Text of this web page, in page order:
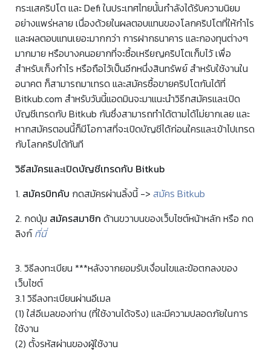
กระแสคริปโต และ Defi ในประเทศไทยนั้นกำลังได้รับความนิยม
อย่างแพร่หลาย เนื่องด้วยในผลตอบแทนของโลกคริปโตที่ให้กำไร
และผลตอบแทนเยอะมากกว่า การฝากธนาคาร และกองทุนต่างๆ
มากมาย หรือบางคนอยากที่จะซื้อเหรียญคริปโตเก็บไว้ เพื่อ
สำหรับเก็งกำไร หรือถือไว้เป็นอีกหนึ่งสินทรัพย์ สำหรับใช้งานใน
อนาคต ก็สามารถมาเทรด และสมัครซื้อขายคริปโตกันได้ที่
Bitkub.com สำหรับวันนี้แอดมินจะมาแนะนำวิธีกสมัครและเปิด
บัญชีเทรดกับ Bitkub กันซึ่งสามารถทำได้ตามได้ไม่ยากเลย และ
หากสมัครตอนนี้ก็มีโอกาสที่จะเปิดบัญชีได้ก่อนใครและเข้าไปเทรด
กับโลกคริปได้ทันที
วิธีสมัครและเปิดบัญชีเทรดกับ Bitkub
1. สมัครบิทคับ กดสมัครผ่านลิ้งนี้ -> สมัคร Bitkub
2. กดปุ่ม สมัครสมาชิก ด้านขวาบนของเว็บไซต์หน้าหลัก หรือ กด
ลิงก์ที่นี่
3. วิธีลงทะเบียน ***หลังจากยอมรับเงื่อนไขและข้อตกลงของ
เว็บไซต์
3.1 วิธีลงทะเบียนผ่านอีเมล
(1) ใส่อีเมลของท่าน (ที่ใช้งานได้จริง) และมีความปลอดภัยในการ
ใช้งาน
(2) ตั้งรหัสผ่านของผู้ใช้งาน